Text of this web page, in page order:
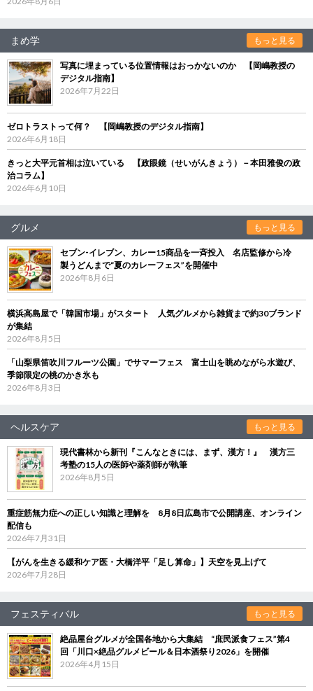
まめ学 もっと見る
写真に埋まっている位置情報はおっかないのか 【岡嶋教授の
デジタル指南】
2026年7月22日
ゼロトラストって何？ 【岡嶋教授のデジタル指南】
2026年6月18日
きっと大平元首相は泣いている 【政眼鏡（せいがんきょう）－本田雅俊の政
治コラム】
2026年6月10日
グルメ もっと見る
セブン‐イレブン、カレー15商品を一斉投入 名店監修から冷
製うどんまで“夏のカレーフェス”を開催中
2026年8月6日
横浜高島屋で「韓国市場」がスタート 人気グルメから雑貨まで約30ブランド
が集結
2026年8月5日
「山梨県笛吹川フルーツ公園」でサマーフェス 富士山を眺めながら水遊び、
季節限定の桃のかき氷も
2026年8月3日
ヘルスケア もっと見る
現代書林から新刊『こんなときには、まず、漢方！』 漢方三
考塾の15人の医師や薬剤師が執筆
2026年8月5日
重症筋無力症への正しい知識と理解を 8月8日広島市で公開講座、オンライン
配信も
2026年7月31日
【がんを生きる緩和ケア医・大橋洋平「足し算命」】天空を見上げて
2026年7月28日
フェスティバル もっと見る
絶品屋台グルメが全国各地から大集結 “庶民派食フェス”第4
回「川口×絶品グルメビール＆日本酒祭り2026」を開催
2026年4月15日